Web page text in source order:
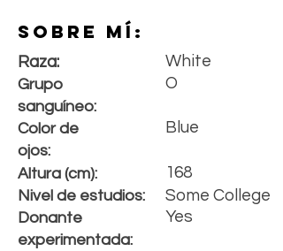
Sobre mí:
Raza:
Grupo
sanguíneo:
Color de
ojos:
Altura (cm):
Nivel de estudios:
Donante
experimentada:
White
O
Blue
168
Some College
Yes